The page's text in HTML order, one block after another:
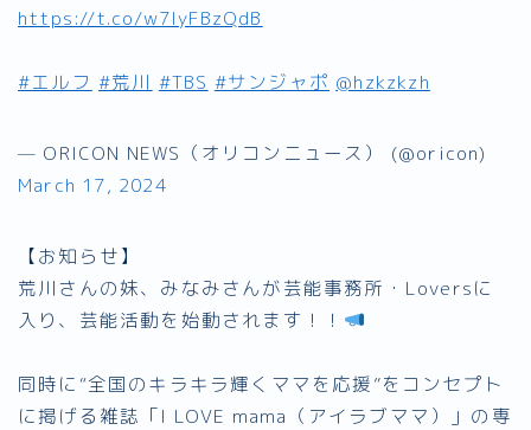
https://t.co/w7IyFBzQdB
#エルフ #荒川 #TBS #サンジャポ @hzkzkzh
— ORICON NEWS（オリコンニュース） (@oricon)
March 17, 2024
【お知らせ】
荒川さんの妹、みなみさんが芸能事務所・Loversに
入り、芸能活動を始動されます！！
同時に“全国のキラキラ輝くママを応援”をコンセプト
に掲げる雑誌「I LOVE mama（アイラブママ）」の専